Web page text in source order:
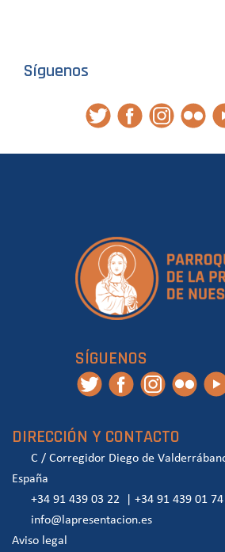
Síguenos
SÍGUENOS
DIRECCIÓN Y CONTACTO
C / Corregidor Diego de
España
+34 91 439 03 22
+34 91 439 01 74
info@lapresentacion.es
Aviso legal